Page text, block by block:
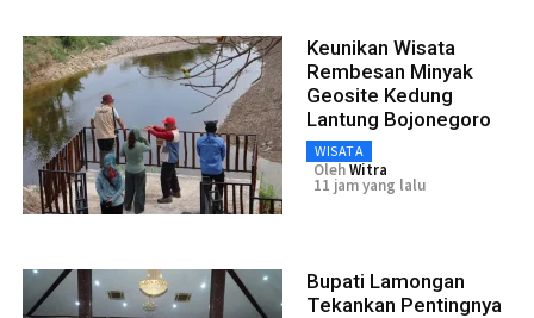
Keunikan Wisata
Rembesan Minyak
Geosite Kedung
Lantung Bojonegoro
WISATA
OlehWitra
11 jam yang lalu
Bupati Lamongan
Tekankan Pentingnya